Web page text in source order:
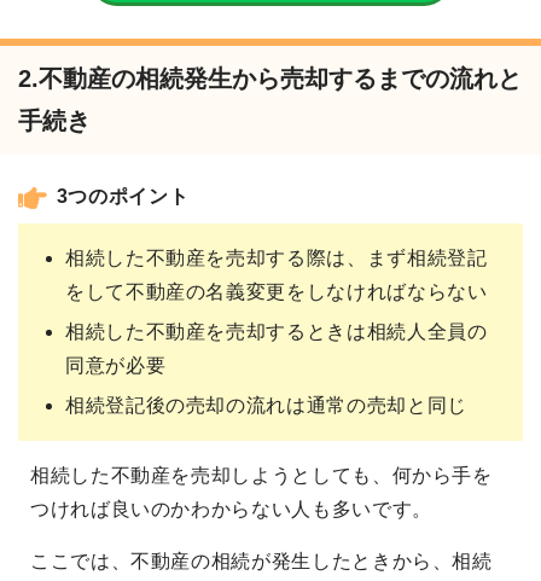
2.不動産の相続発生から売却するまでの流れと
手続き
3つのポイント
相続した不動産を売却する際は、まず相続登記
をして不動産の名義変更をしなければならない
相続した不動産を売却するときは相続人全員の
同意が必要
相続登記後の売却の流れは通常の売却と同じ
相続した不動産を売却しようとしても、何から手を
つければ良いのかわからない人も多いです。
ここでは、不動産の相続が発生したときから、相続